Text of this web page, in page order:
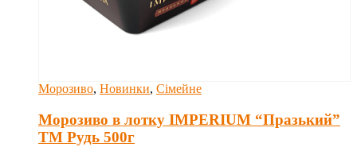
Морозиво, Новинки, Сімейне
Морозиво в лотку IMPERIUM “Празький”
ТМ Рудь 500г